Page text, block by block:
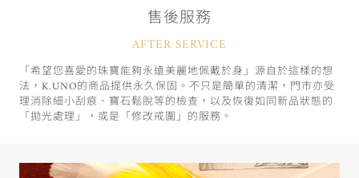
售後服務
AFTER SERVICE
「希望您喜愛的珠寶能夠永遠美麗地佩戴於身」源自於這樣的想
法，K.UNO的商品提供永久保固。不只是簡單的清潔，門市亦受
理消除細小刮痕、寶石鬆脫等的檢查，以及恢復如同新品狀態的
「拋光處理」，或是「修改戒圍」的服務。